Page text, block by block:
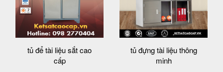
tủ để tài liệu sắt cao
cấp
tủ đựng tài liệu thông
minh